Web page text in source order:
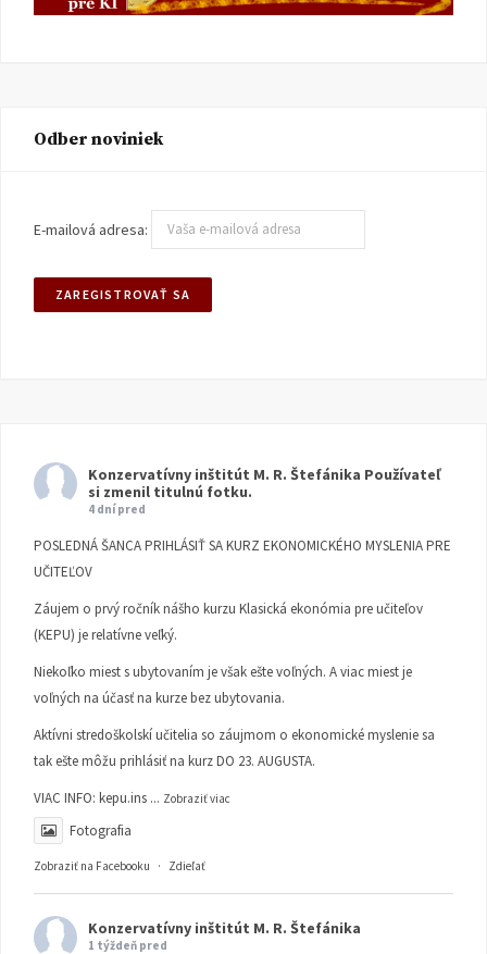
Odber noviniek
E-mailová adresa:
Konzervatívny inštitút M. R. Štefánika Používateľ
si zmenil titulnú fotku.
4 dní pred
POSLEDNÁ ŠANCA PRIHLÁSIŤ SA KURZ EKONOMICKÉHO MYSLENIA PRE
UČITEĽOV
Záujem o prvý ročník nášho kurzu Klasická ekonómia pre učiteľov
(KEPU) je relatívne veľký.
Niekoľko miest s ubytovaním je však ešte voľných. A viac miest je
voľných na účasť na kurze bez ubytovania.
Aktívni stredoškolskí učitelia so záujmom o ekonomické myslenie sa
tak ešte môžu prihlásiť na kurz DO 23. AUGUSTA.
VIAC INFO: kepu.ins ... Zobraziť viac
Fotografia
Zobraziť na Facebooku · Zdieľať
Konzervatívny inštitút M. R. Štefánika
1 týždeň pred